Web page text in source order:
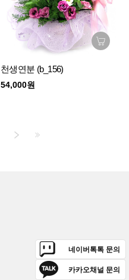
천생연분 (b_156)
54,000원
네이버톡톡 문의
카카오채널 문의